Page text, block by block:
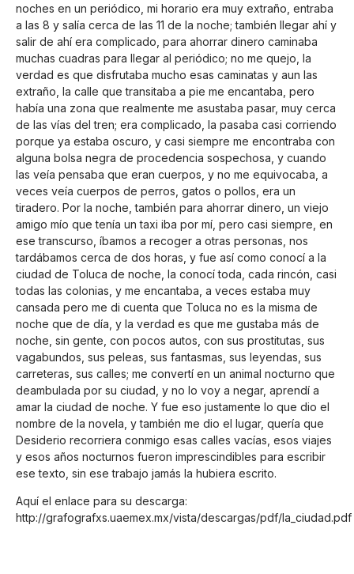
noches en un periódico, mi horario era muy extraño, entraba
a las 8 y salía cerca de las 11 de la noche; también llegar ahí y
salir de ahí era complicado, para ahorrar dinero caminaba
muchas cuadras para llegar al periódico; no me quejo, la
verdad es que disfrutaba mucho esas caminatas y aun las
extraño, la calle que transitaba a pie me encantaba, pero
había una zona que realmente me asustaba pasar, muy cerca
de las vías del tren; era complicado, la pasaba casi corriendo
porque ya estaba oscuro, y casi siempre me encontraba con
alguna bolsa negra de procedencia sospechosa, y cuando
las veía pensaba que eran cuerpos, y no me equivocaba, a
veces veía cuerpos de perros, gatos o pollos, era un
tiradero. Por la noche, también para ahorrar dinero, un viejo
amigo mío que tenía un taxi iba por mí, pero casi siempre, en
ese transcurso, íbamos a recoger a otras personas, nos
tardábamos cerca de dos horas, y fue así como conocí a la
ciudad de Toluca de noche, la conocí toda, cada rincón, casi
todas las colonias, y me encantaba, a veces estaba muy
cansada pero me di cuenta que Toluca no es la misma de
noche que de día, y la verdad es que me gustaba más de
noche, sin gente, con pocos autos, con sus prostitutas, sus
vagabundos, sus peleas, sus fantasmas, sus leyendas, sus
carreteras, sus calles; me convertí en un animal nocturno que
deambulada por su ciudad, y no lo voy a negar, aprendí a
amar la ciudad de noche. Y fue eso justamente lo que dio el
nombre de la novela, y también me dio el lugar, quería que
Desiderio recorriera conmigo esas calles vacías, esos viajes
y esos años nocturnos fueron imprescindibles para escribir
ese texto, sin ese trabajo jamás la hubiera escrito.
Aquí el enlace para su descarga:
http://grafografxs.uaemex.mx/vista/descargas/pdf/la_ciudad.pdf